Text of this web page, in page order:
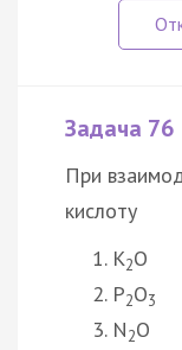
Задача 76
При
кислоту
K2O
P2O3
N2O